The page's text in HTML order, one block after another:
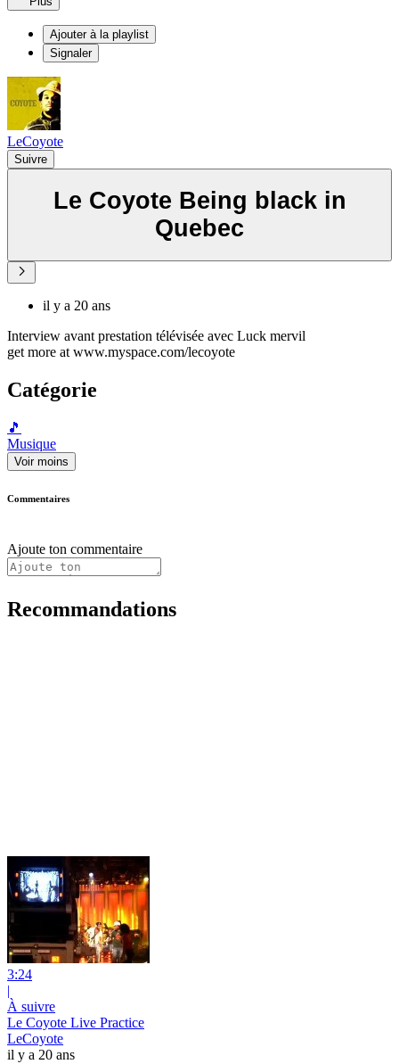
Ajouter à la playlist
Signaler
LeCoyote
Suivre
Le Coyote Being black in
Quebec
il y a 20 ans
Interview avant prestation télévisée avec Luck mervil
get more at www.myspace.com/lecoyote
Catégorie
🎵
Musique
Voir moins
Commentaires
Ajoute ton commentaire
Recommandations
3:24
|
À suivre
Le Coyote Live Practice
LeCoyote
il y a 20 ans